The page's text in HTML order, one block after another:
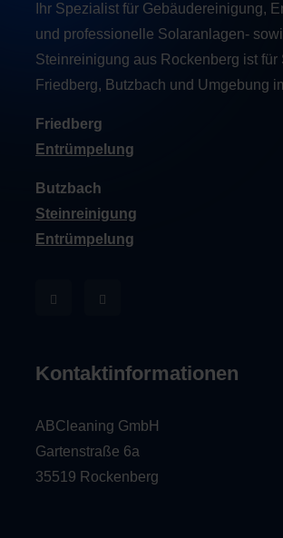
Ihr Spezialist für Gebäudereinigung,
und professionelle Solaranlagen-
Steinreinigung aus Rockenberg ist für
Friedberg, Butzbach und Umgebung
Friedberg
Entrümpelung
Butzbach
Steinreinigung
Entrümpelung
Kontaktinformationen
ABCleaning GmbH
Gartenstraße 6a
35519 Rockenberg